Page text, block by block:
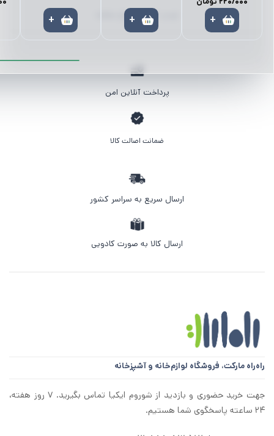
+
+
+ لوستر | آباژور | چراغ مطالعه
پرداخت آنلاین امن
ضمانت اصالت کالا
ارسال سریع به سراسر کشور
ارسال کالا به صورت کادویی
راه‌راه مارکت، فروشگاه لوازم‌خانه و آشپزخانه
جهت خرید حضوری و بازدید از شوروم ایکیا تماس بگیرید. ۷ روز هفته،
۲۴ ساعته پاسخگوی شما هستیم.